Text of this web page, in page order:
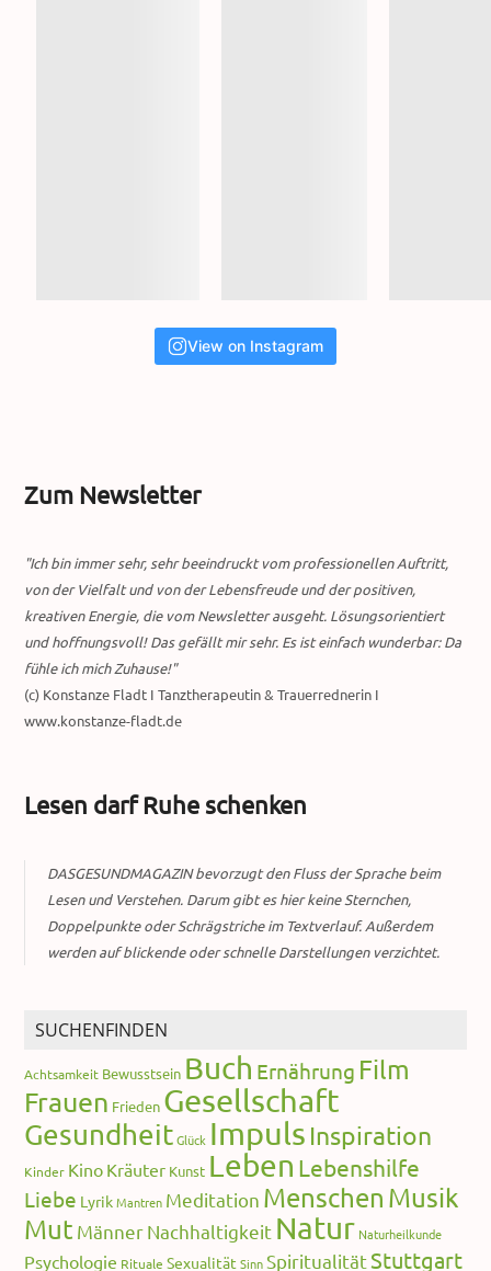
View on Instagram
Zum Newsletter
"Ich bin immer sehr, sehr beeindruckt vom professionellen Auftritt,
von der Vielfalt und von der Lebensfreude und der positiven,
kreativen Energie, die vom Newsletter ausgeht. Lösungsorientiert
und hoffnungsvoll! Das gefällt mir sehr. Es ist einfach wunderbar: Da
fühle ich mich Zuhause!"
(c) Konstanze Fladt I Tanztherapeutin & Trauerrednerin I
www.konstanze-fladt.de
Lesen darf Ruhe schenken
DASGESUNDMAGAZIN bevorzugt den Fluss der Sprache beim
Lesen und Verstehen. Darum gibt es hier keine Sternchen,
Doppelpunkte oder Schrägstriche im Textverlauf. Außerdem
werden auf blickende oder schnelle Darstellungen verzichtet.
SUCHENFINDEN
Achtsamkeit Bewusstsein Buch Ernährung Film
Frauen Frieden Gesellschaft
Gesundheit Glück Impuls Inspiration
Kinder Kino Kräuter Kunst Leben Lebenshilfe
Liebe Lyrik Mantren Meditation Menschen Musik
Mut MännerNachhaltigkeit Natur Naturheilkunde
Psychologie Rituale Sexualität Sinn SpiritualitätStuttgart